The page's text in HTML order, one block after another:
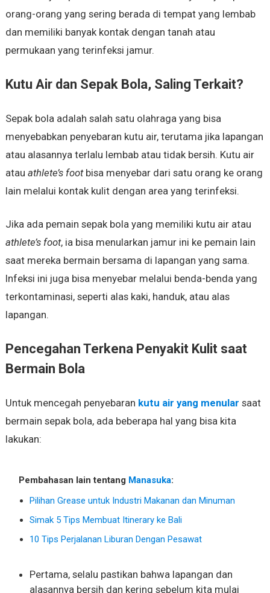
orang-orang yang sering berada di tempat yang lembab
dan memiliki banyak kontak dengan tanah atau
permukaan yang terinfeksi jamur.
Kutu Air dan Sepak Bola, Saling Terkait?
Sepak bola adalah salah satu olahraga yang bisa
menyebabkan penyebaran kutu air, terutama jika lapangan
atau alasannya terlalu lembab atau tidak bersih. Kutu air
atau athlete’s footbisa menyebar dari satu orang ke orang
lain melalui kontak kulit dengan area yang terinfeksi.
Jika ada pemain sepak bola yang memiliki kutu air atau
athlete’s foot, ia bisa menularkan jamur ini ke pemain lain
saat mereka bermain bersama di lapangan yang sama.
Infeksi ini juga bisa menyebar melalui benda-benda yang
terkontaminasi, seperti alas kaki, handuk, atau alas
lapangan.
Pencegahan Terkena Penyakit Kulit saat
Bermain Bola
Untuk mencegah penyebaran kutu air yang menular saat
bermain sepak bola, ada beberapa hal yang bisa kita
lakukan:
Pembahasan lain tentang Manasuka:
Pilihan Grease untuk Industri Makanan dan Minuman
Simak 5 Tips Membuat Itinerary ke Bali
10 Tips Perjalanan Liburan Dengan Pesawat
Pertama, selalu pastikan bahwa lapangan dan
alasannya bersih dan kering sebelum kita mulai